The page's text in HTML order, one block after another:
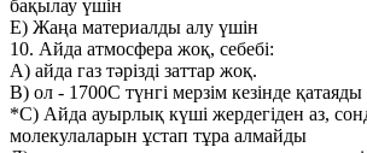
бақылау үшін
Е) Жаңа материалды алу үшін
10. Айда атмосфера жоқ, себебі:
А) айда газ тәрізді заттар жоқ.
В) ол - 1700С түнгі мерзім кезінде қатаяды
*С) Айда ауырлық күші жердегіден аз,
молекулаларын ұстап тұра алмайды